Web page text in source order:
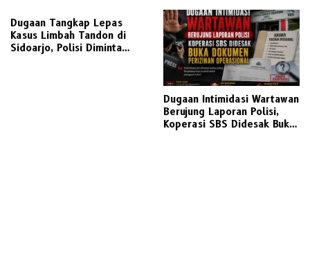
Pasuruan
Dugaan Tangkap Lepas
Kasus Limbah Tandon di
Sidoarjo, Polisi Diminta
Dugaan Intimidasi Wartawan
Berujung Laporan Polisi,
Koperasi SBS Didesak Buka